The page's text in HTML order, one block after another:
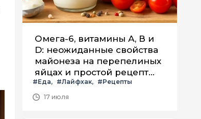
Омега-6, витамины А, В и
D: неожиданные свойства
майонеза на перепелиных
яйцах и простой рецепт
летнего салата с ним
#Еда #Лайфхак
#Рецепты
17 июля